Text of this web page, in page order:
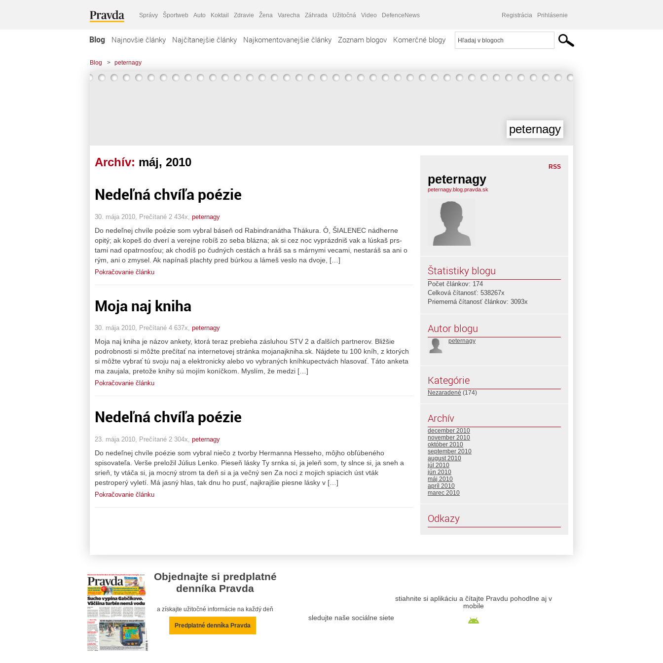
Správy Športweb Auto Koktail Zdravie Žena Varecha Záhrada Užitočná Video DefenceNews Registrácia Prihlásenie
Blog Najnovšie články Najčítanejšie články Najkomentovanejšie články Zoznam blogov Komerčné blogy
Blog > peternagy
peternagy
Archív: máj, 2010
Nedeľná chvíľa poézie
30. mája 2010, Prečítané 2 434x, peternagy
Do nedeľnej chvíle poézie som vybral báseň od Rabindranátha Thákura. Ó, ŠIALENEC nádherne
opitý; ak kopeš do dverí a verejne robíš zo seba blázna; ak si cez noc vyprázdniš vak a lúskaš prs-
tami nad opatrnosťou; ak chodíš po čudných cestách a hráš sa s márnymi vecami, nestaráš sa ani o
rým, ani o zmysel. Ak napínaš plachty pred búrkou a lámeš veslo na dvoje, […]
Pokračovanie článku
Moja naj kniha
30. mája 2010, Prečítané 4 637x, peternagy
Moja naj kniha je názov ankety, ktorá teraz prebieha zásluhou STV 2 a ďalších partnerov. Bližšie
podrobnosti si môžte prečítať na internetovej stránka mojanajkniha.sk. Nájdete tu 100 kníh, z ktorých
si môžte vybrať tú svoju naj a elektronicky alebo vo vybraných kníhkupectvách hlasovať. Táto anketa
ma zaujala, pretože knihy sú mojím koníčkom. Myslím, že medzi […]
Pokračovanie článku
Nedeľná chvíľa poézie
23. mája 2010, Prečítané 2 304x, peternagy
Do nedeľnej chvíle poézie som vybral niečo z tvorby Hermanna Hesseho, môjho obľúbeného
spisovateľa. Verše preložil Július Lenko. Pieseň lásky Ty srnka si, ja jeleň som, ty slnce si, ja sneh a
srieň, ty vtáča si, ja mocný strom ta deň si a ja večný sen Za noci z mojich spiacich úst vták
pestroperý vyletí. Má jasný hlas, tak dnu ho pusť, najkrajšie piesne lásky v […]
Pokračovanie článku
RSS
peternagy
peternagy.blog.pravda.sk
Štatistiky blogu
Počet článkov: 174
Celková čítanosť: 538267x
Priemerná čítanosť článkov: 3093x
Autor blogu
peternagy
Kategórie
Nezaradené (174)
Archív
december 2010
november 2010
október 2010
september 2010
august 2010
júl 2010
jún 2010
máj 2010
apríl 2010
marec 2010
Odkazy
Objednajte si predplatné
denníka Pravda
a získajte užitočné informácie na každý deň
Predplatné denníka Pravda
sledujte naše sociálne siete
stiahnite si aplikáciu a čítajte Pravdu pohodlne aj v
mobile